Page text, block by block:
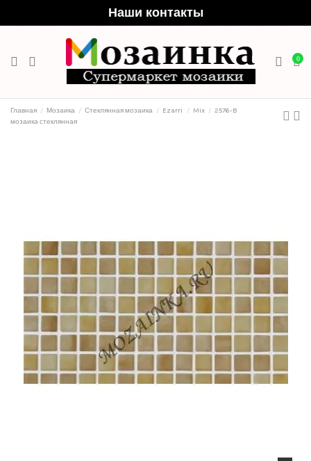
Наши контакты
0
Главная Мозаика Стеклянная мозаика Ezarri Mix
2576-B
мозаика стеклянная